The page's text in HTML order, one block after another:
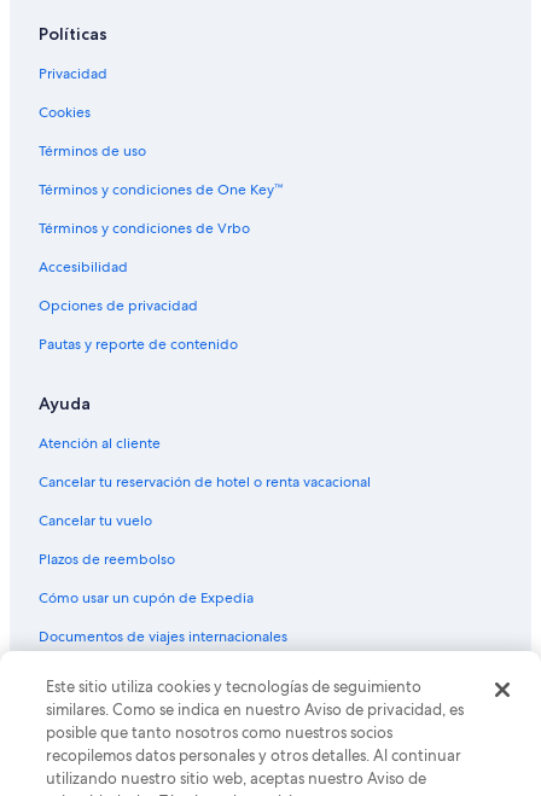
Hoteles con traslado del/al aeropuerto en Cortina
d'Ampezzo
Hoteles con vista en Cortina d'Ampezzo
Hoteles gay friendly en Cortina d'Ampezzo
Hoteles que aceptan mascotas en Cortina d'Ampezzo
Romantik Hotel en Cortina d'Ampezzo
Hoteles en Cortina d'Ampezzo
Villas en Cortina d'Ampezzo
Hoteles con spa en Misurina
Hoteles en Misurina
Chalets en Centro histórico Cortina d'Ampezzo
Hoteles en Centro histórico Cortina d'Ampezzo
Campings en San Vito di Cadore
Hoteles de ski en San Vito di Cadore
Hoteles en San Vito di Cadore
Políticas
Privacidad
Cookies
Términos de uso
Términos y condiciones de One Key™
Términos y condiciones de Vrbo
Accesibilidad
Opciones de privacidad
Pautas y reporte de contenido
Ayuda
Atención al cliente
Cancelar tu reservación de hotel o renta vacacional
Cancelar tu vuelo
Plazos de reembolso
Cómo usar un cupón de Expedia
Documentos de viajes internacionales
© 2026 Expedia, Inc., una empresa de Expedia Group. Todos los
derechos reservados. Expedia y el logo de Expedia son marcas
registradas o marcas comerciales de Expedia, Inc. CST# 2029030-50.
Este sitio utiliza cookies y tecnologías de seguimiento
similares. Como se indica en nuestro Aviso de privacidad, es
posible que tanto nosotros como nuestros socios
recopilemos datos personales y otros detalles. Al continuar
utilizando nuestro sitio web, aceptas nuestro Aviso de